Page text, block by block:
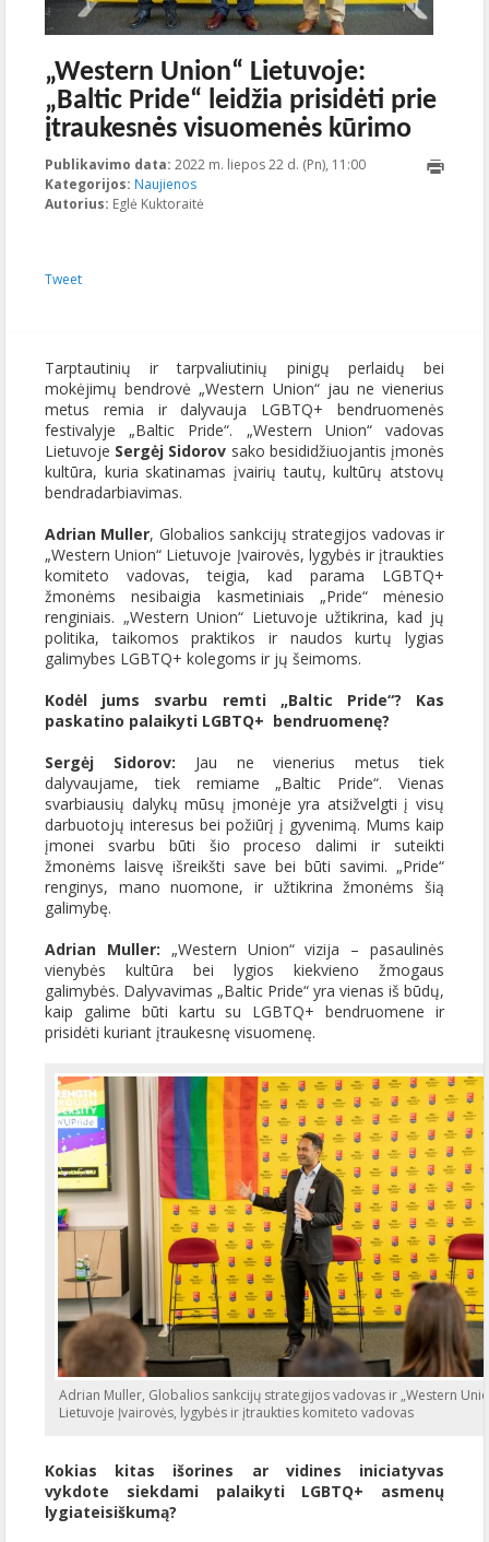
„Western Union“ Lietuvoje:
„Baltic Pride“ leidžia prisidėti prie
įtraukesnės visuomenės kūrimo
Publikavimo data: 2022 m. liepos 22 d. (Pn), 11:00
Kategorijos: Naujienos
Autorius: Eglė Kuktoraitė
Tweet
Tarptautinių ir tarpvaliutinių pinigų perlaidų bei
mokėjimų bendrovė „Western Union“ jau ne vienerius
metus remia ir dalyvauja LGBTQ+ bendruomenės
festivalyje „Baltic Pride“. „Western Union“ vadovas
Lietuvoje Sergėj Sidorov sako besididžiuojantis įmonės
kultūra, kuria skatinamas įvairių tautų, kultūrų atstovų
bendradarbiavimas.
Adrian Muller, Globalios sankcijų strategijos vadovas ir
„Western Union“ Lietuvoje Įvairovės, lygybės ir įtraukties
komiteto vadovas, teigia, kad parama LGBTQ+
žmonėms nesibaigia kasmetiniais „Pride“ mėnesio
renginiais. „Western Union“ Lietuvoje užtikrina, kad jų
politika, taikomos praktikos ir naudos kurtų lygias
galimybes LGBTQ+ kolegoms ir jų šeimoms.
Kodėl jums svarbu remti „Baltic Pride“? Kas
paskatino palaikyti LGBTQ+ bendruomenę?
Sergėj Sidorov: Jau ne vienerius metus tiek
dalyvaujame, tiek remiame „Baltic Pride“. Vienas
svarbiausių dalykų mūsų įmonėje yra atsižvelgti į visų
darbuotojų interesus bei požiūrį į gyvenimą. Mums kaip
įmonei svarbu būti šio proceso dalimi ir suteikti
žmonėms laisvę išreikšti save bei būti savimi. „Pride“
renginys, mano nuomone, ir užtikrina žmonėms šią
galimybę.
Adrian Muller: „Western Union“ vizija – pasaulinės
vienybės kultūra bei lygios kiekvieno žmogaus
galimybės. Dalyvavimas „Baltic Pride“ yra vienas iš būdų,
kaip galime būti kartu su LGBTQ+ bendruomene ir
prisidėti kuriant įtraukesnę visuomenę.
Adrian Muller, Globalios sankcijų strategijos vadovas ir „Western
Lietuvoje Įvairovės, lygybės ir įtraukties komiteto vadovas
Kokias kitas išorines ar vidines iniciatyvas
vykdote siekdami palaikyti LGBTQ+ asmenų
lygiateisiškumą?